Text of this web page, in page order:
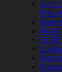
Ayo
Kita
Siang
World
STOP